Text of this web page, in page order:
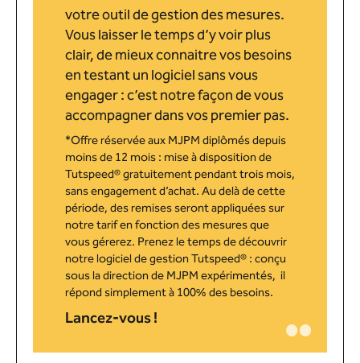
votre outil de gestion des mesures.
Vous laisser le temps d’y voir plus
clair, de mieux connaitre vos besoins
en testant un logiciel sans vous
engager : c’est notre façon de vous
accompagner dans vos premier pas.
*Offre réservée aux MJPM diplômés depuis
moins de 12 mois : mise à disposition de
Tutspeed® gratuitement pendant trois mois,
sans engagement d’achat. Au delà de cette
période, des remises seront appliquées sur
notre tarif en fonction des mesures que
vous gérerez. Prenez le temps de découvrir
notre logiciel de gestion Tutspeed® : conçu
sous la direction de MJPM expérimentés, il
répond simplement à 100% des besoins.
Lancez-vous !